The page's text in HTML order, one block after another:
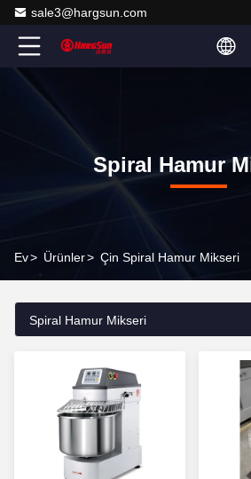
sale3@hargsun.com
Spiral Hamur
Ev> Ürünler> Çin Spiral Hamur Mikseri
Spiral Hamur Mikseri